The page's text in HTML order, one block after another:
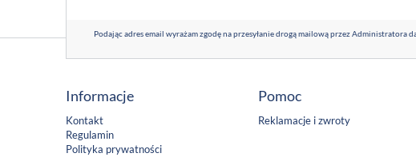
Podając adres email wyrażam zgodę na przesyłanie drogą mailową przez
Informacje
Kontakt
Regulamin
Polityka prywatności
Pomoc
Reklamacje i zwroty